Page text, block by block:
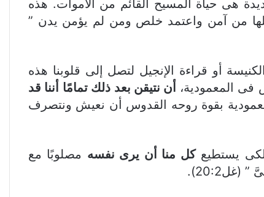
هى حياة المسيح القائم من الأموات. هذه
كلها من آمن واعتمد خلص ومن لم يؤمن يدن ”
أو قراءة الإنجيل لتصل إلى قلوبنا هذه
فى المعمودية، أن نتيقن بعد ذلك تمامًا أننا قد
بقوة روحه القدوس أن نعيش ونتصرف
يستطيعكل منا أن يرى نفسه مصلوبًا مع